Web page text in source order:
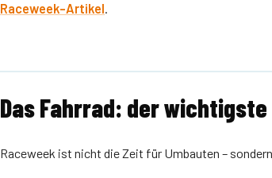
Raceweek-Artikel.
Das Fahrrad: der
Raceweek ist nicht die Zeit für Umbauten –